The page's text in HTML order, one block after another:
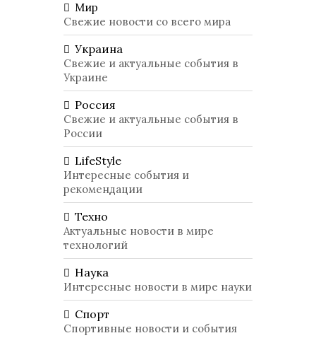
Мир
Свежие новости со всего мира
Украина
Свежие и актуальные события в
Украине
Россия
Свежие и актуальные события в
России
LifeStyle
Интересные события и
рекомендации
Техно
Актуальные новости в мире
технологий
Наука
Интересные новости в мире науки
Спорт
Спортивные новости и события